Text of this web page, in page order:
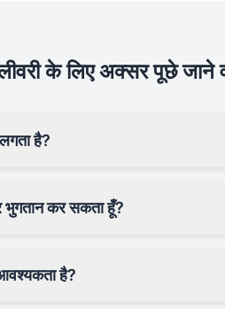
के लिए अक्सर पूछे जाने
है?
भुगतान कर सकता हूँ?
है?